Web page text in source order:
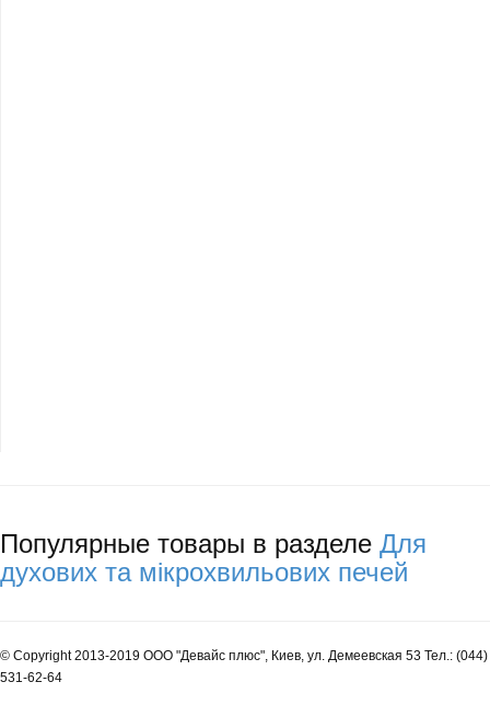
Популярные товары в разделе Для
духових та мікрохвильових печей
© Copyright 2013-2019 ООО "Девайс плюс", Киев, ул. Демеевская 53 Тел.: (044)
531-62-64